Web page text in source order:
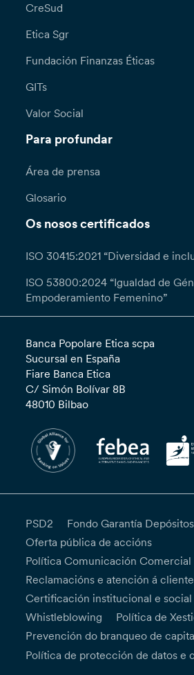
CreSud
Etica Sgr
Fundación Finanzas Éticas
GITs
Valor Social
Para profundar
Área de prensa
Glosario
Os nosos certificados
ISO 30415:2021 “Diversidad e
ISO 53800:2024 “Igualdad de
Empoderamiento Femenino”
Banca Popolare Etica scpa
Sucursal en España
Fiare Banca Etica
C/ Simón Bolívar 8B
48010 Bilbao
PSD2
Fondo Garantía Depósitos
Oferta pública de accións
Política Comunicación Comercial
Reclamacións e atención á
Certificación institucional e social
Whistleblowing
Política de
Prevención do branqueo de
Política de protección de datos e